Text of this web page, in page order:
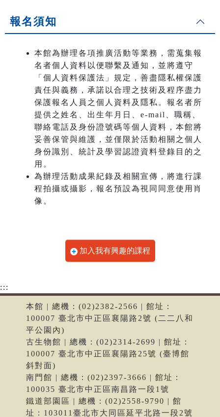
報名須知
本館為辦理各項推廣活動等業務，需蒐集報
名者個人資料以便聯繫及通知，並將遵守
「個人資料保護法」規定，善盡隱私權保護
責任與義務，承諾以合理之技術及程序盡力
保護報名人員之個人資料及隱私。報名者所
提供之姓名、出生年月日、e-mail、職稱、
聯絡電話及身份證號碼等個人資料，本館將
妥善保管與維護，並僅限於活動相關之個人
身份識別、統計及學習認證資料登錄目的之
用。
為辦理活動成果紀錄及相關宣傳，將進行課
程拍攝或攝影，報名預設為視同同意使用肖
像。
加入我有興趣的課程
:::
本館 | 總機：(02)2382-2566 | 館址：
100007 臺北市中正區襄陽路2號 (二二八和
平公園內)
古生物館 | 總機：(02)2314-2699 | 館址：
100007 臺北市中正區襄陽路25號 (臺博館
斜對面)
南門館 | 總機：(02)2397-3666 | 館址：
100035 臺北市中正區南昌路一段1號
鐵道部園區 | 總機：(02)2558-9790 | 館
址：103011臺北市大同區延平北路一段2號